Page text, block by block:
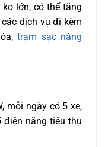
lớn, có thể tăng
dịch vụ đi kèm
trạm sạc năng
mỗi ngày có 5 xe,
điện năng tiêu thụ